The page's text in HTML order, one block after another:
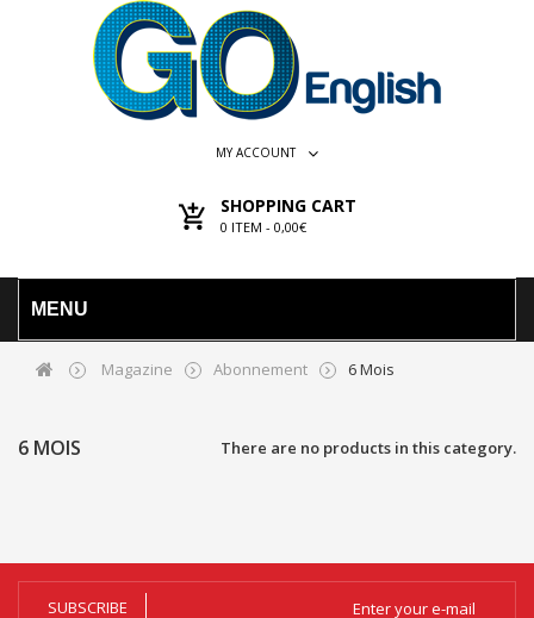
MY ACCOUNT
SHOPPING CART
0 ITEM - 0,00€
MENU
Magazine Abonnement 6 Mois
6 MOIS There are no products in this category.
SUBSCRIBE